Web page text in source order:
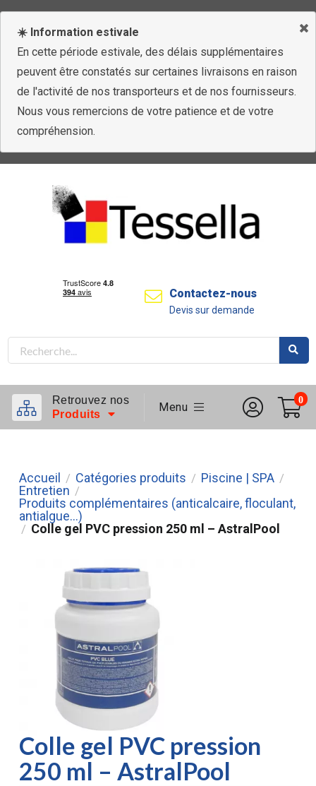
☀️ Information estivale
En cette période estivale, des délais supplémentaires
peuvent être constatés sur certaines livraisons en raison
de l'activité de nos transporteurs et de nos fournisseurs.
Nous vous remercions de votre patience et de votre
compréhension.
Contactez-nous
Devis sur demande
Retrouvez nos
Produits
Menu
0
Accueil / Catégories produits / Piscine | SPA /
Entretien /
Produits complémentaires (anticalcaire, floculant,
antialgue...)
/ Colle gel PVC pression 250 ml – AstralPool
Colle gel PVC pression
250 ml – AstralPool